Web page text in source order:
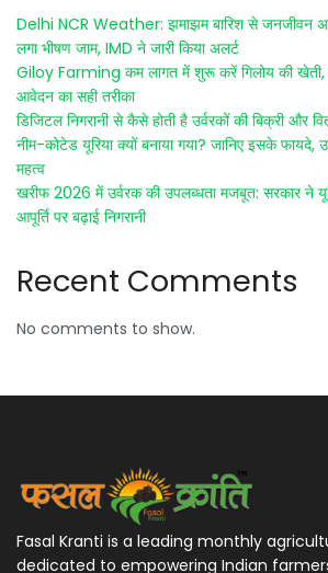
Delhi NCR Weather: झमाझम बारिश से जनजीवन
लगा भीषण जाम, IMD ने जारी किया अलर्ट
Giloy Farming कम लागत में शुरू करें गिलोय की
आवेदन का सही तरीका
डिजिटल निगरानी से कैसे होती है उर्वरकों की बिक्री और
नीम-कोटेड यूरिया क्यों बनाया गया? जानिए इसके फायदे,
महत्व
खरीफ 2026 में उर्वरक की उपलब्धता मजबूत: सरकार ने
आपूर्ति पर बढ़ाई निगरानी
Recent Comments
No comments to show.
Fasal Kranti is a leading monthly
dedicated to empowering Indian